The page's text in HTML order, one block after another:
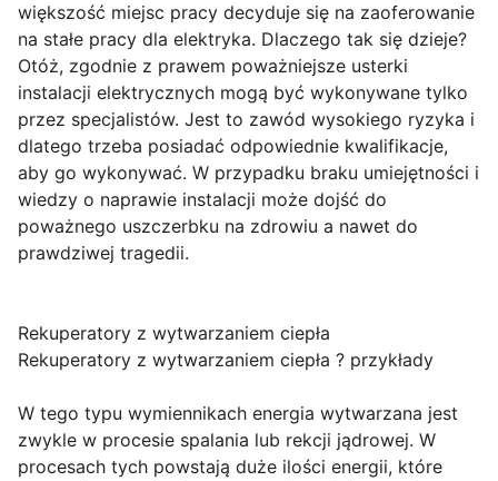
większość miejsc pracy decyduje się na zaoferowanie
na stałe pracy dla elektryka. Dlaczego tak się dzieje?
Otóż, zgodnie z prawem poważniejsze usterki
instalacji elektrycznych mogą być wykonywane tylko
przez specjalistów. Jest to zawód wysokiego ryzyka i
dlatego trzeba posiadać odpowiednie kwalifikacje,
aby go wykonywać. W przypadku braku umiejętności i
wiedzy o naprawie instalacji może dojść do
poważnego uszczerbku na zdrowiu a nawet do
prawdziwej tragedii.
Rekuperatory z wytwarzaniem ciepła
Rekuperatory z wytwarzaniem ciepła ? przykłady
W tego typu wymiennikach energia wytwarzana jest
zwykle w procesie spalania lub rekcji jądrowej. W
procesach tych powstają duże ilości energii, które